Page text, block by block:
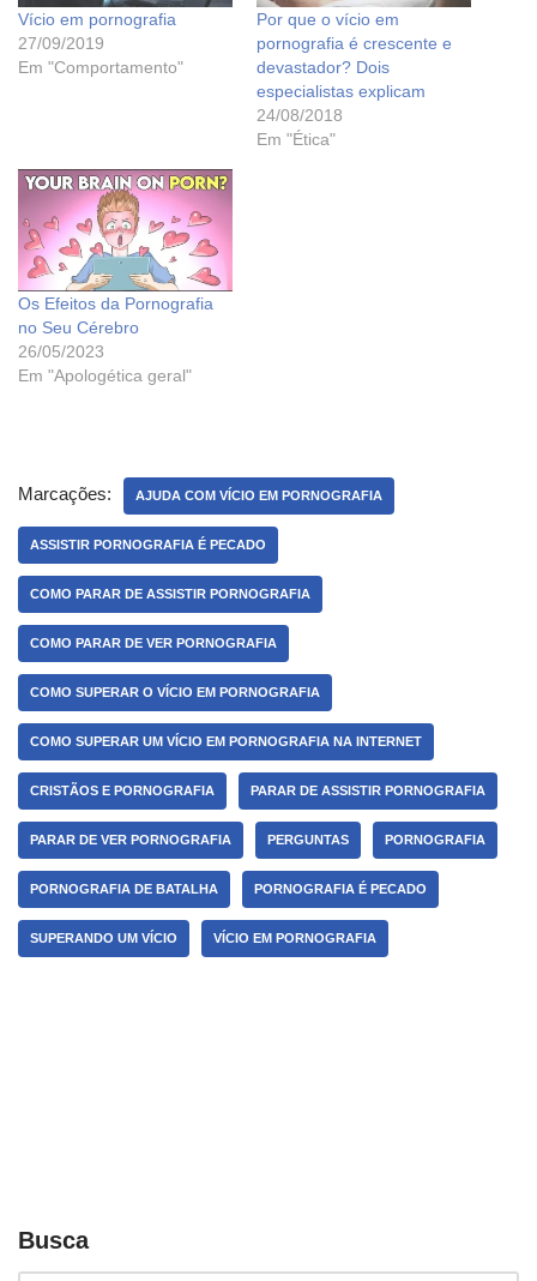
Vício em pornografia
27/09/2019
Em "Comportamento"
Por que o vício em
pornografia é crescente e
devastador? Dois
especialistas explicam
24/08/2018
Em "Ética"
Os Efeitos da Pornografia
no Seu Cérebro
26/05/2023
Em "Apologética geral"
Marcações: AJUDA COM VÍCIO EM PORNOGRAFIA
ASSISTIR PORNOGRAFIA É PECADO
COMO PARAR DE ASSISTIR PORNOGRAFIA
COMO PARAR DE VER PORNOGRAFIA
COMO SUPERAR O VÍCIO EM PORNOGRAFIA
COMO SUPERAR UM VÍCIO EM PORNOGRAFIA NA INTERNET
CRISTÃOS E PORNOGRAFIA PARAR DE ASSISTIR PORNOGRAFIA
PARAR DE VER PORNOGRAFIA PERGUNTAS PORNOGRAFIA
PORNOGRAFIA DE BATALHA PORNOGRAFIA É PECADO
SUPERANDO UM VÍCIO VÍCIO EM PORNOGRAFIA
Busca